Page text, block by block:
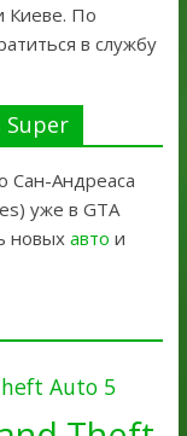
Киеве. По
в службу
Super
Сан-Андреаса
уже в GTA
новых авто и
Auto 5